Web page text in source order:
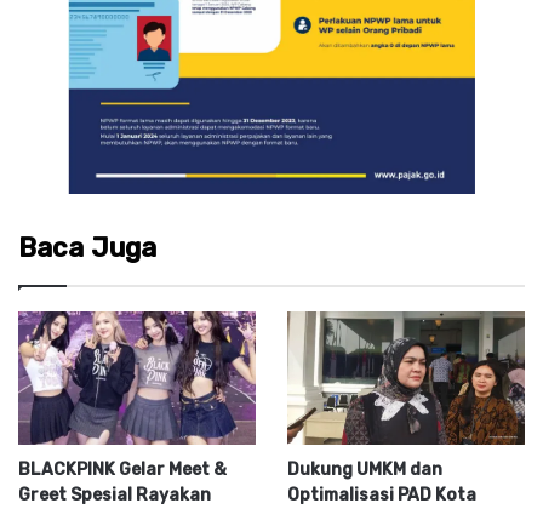
Baca Juga
BLACKPINK Gelar Meet &
Greet Spesial Rayakan
Dukung UMKM dan
Optimalisasi PAD Kota